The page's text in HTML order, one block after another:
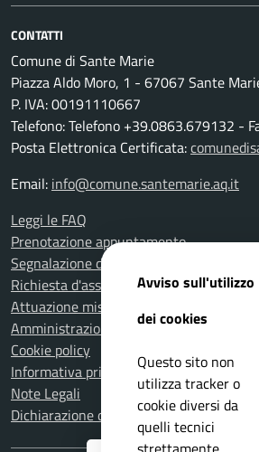
CONTATTI
Comune di Sante Marie
Piazza Aldo Moro, 1 - 67067 Sante
P. IVA: 00191110667
Telefono: Telefono +39.0863.679132 -
Posta Elettronica Certificata:
Email: info@comune.santemarie.aq.it
Leggi le FAQ
Prenotazione appuntamento
Segnalazione disservizio
Richiesta d'assistenza
Attuazione misure PNRR
Amministrazione trasparente
Cookie policy
Informativa privacy
Note Legali
Dichiarazione di accessibilità
Avviso sull'utilizzo
dei cookies
Questo sito non
utilizza tracker o
cookie diversi da
quelli tecnici